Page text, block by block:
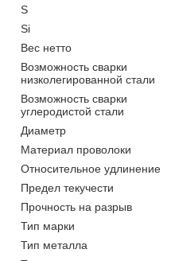
S
Si
Вес нетто
Возможность сварки
низколегированной стали
Возможность сварки
углеродистой стали
Диаметр
Материал проволоки
Относительное удлинение
Предел текучести
Прочность на разрыв
Тип марки
Тип металла